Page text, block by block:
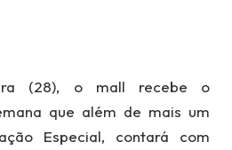
(28), o mall recebe o
que além de mais um
Especial, contará com